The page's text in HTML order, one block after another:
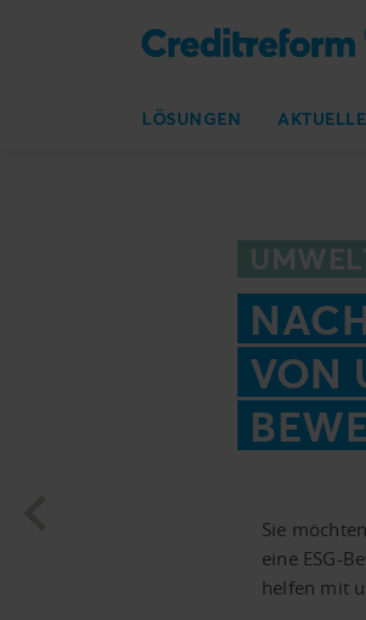
LÖSUNGEN
VON
Sie
eine ESG-
helfen mit